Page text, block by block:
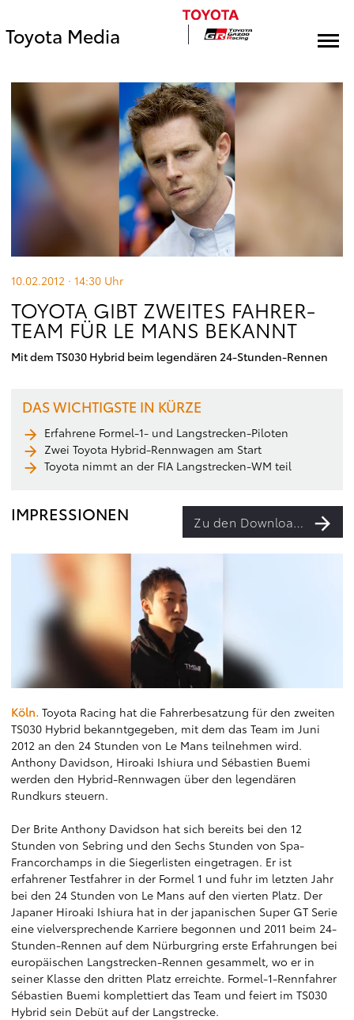
Toyota Media
10.02.2012 · 14:30 Uhr
TOYOTA GIBT ZWEITES FAHRER-
TEAM FÜR LE MANS BEKANNT
Mit dem TS030 Hybrid beim legendären 24-Stunden-Rennen
DAS WICHTIGSTE IN KÜRZE
Erfahrene Formel-1- und Langstrecken-Piloten
Zwei Toyota Hybrid-Rennwagen am Start
Toyota nimmt an der FIA Langstrecken-WM teil
IMPRESSIONEN Zu den Downloads
Köln. Toyota Racing hat die Fahrerbesatzung für den zweiten
TS030 Hybrid bekanntgegeben, mit dem das Team im Juni
2012 an den 24 Stunden von Le Mans teilnehmen wird.
Anthony Davidson, Hiroaki Ishiura und Sébastien Buemi
werden den Hybrid-Rennwagen über den legendären
Rundkurs steuern.
Der Brite Anthony Davidson hat sich bereits bei den 12
Stunden von Sebring und den Sechs Stunden von Spa-
Francorchamps in die Siegerlisten eingetragen. Er ist
erfahrener Testfahrer in der Formel 1 und fuhr im letzten Jahr
bei den 24 Stunden von Le Mans auf den vierten Platz. Der
Japaner Hiroaki Ishiura hat in der japanischen Super GT Serie
eine vielversprechende Karriere begonnen und 2011 beim 24-
Stunden-Rennen auf dem Nürburgring erste Erfahrungen bei
europäischen Langstrecken-Rennen gesammelt, wo er in
seiner Klasse den dritten Platz erreichte. Formel-1-Rennfahrer
Sébastien Buemi komplettiert das Team und feiert im TS030
Hybrid sein Debüt auf der Langstrecke.